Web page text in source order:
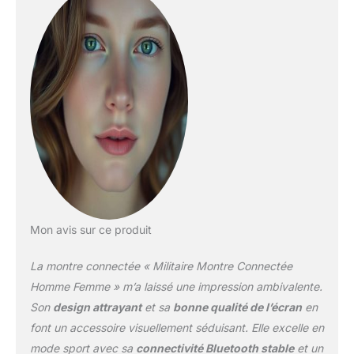
smartphone, vous pouvez
facilement recevoir, passer
et raccrocher des appels.
Notifications et assistant
vocal : La smartwatch S10 se
connecte à votre
smartphone, vous
permettant de recevoir à
tout moment des
notifications de SMS,
Facebook, WhatsApp,
Twitter, TikTok et d'autres
plateformes. Elle intègre
également un assistant
possibilité de contrôler
smartphone pour une
utilisation encore plus
pratique. Montre militaire
ultra-résistante : Cette
Mon avis sur ce produit
La montre connectée « Militaire Montre Connectée
Homme Femme » m’a laissé une impression ambivalente.
Son design attrayantet sa bonne qualité de l’écranen
font un accessoire visuellement séduisant. Elle excelle en
mode sport avec sa connectivité Bluetooth stableet un